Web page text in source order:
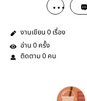
งานเขียน 0 เรื่อง
อ่าน 0 ครั้ง
ติดตาม 0 คน